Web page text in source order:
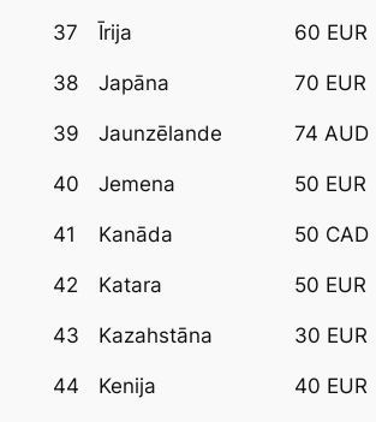
37 Īrija 60 EUR
38 Japāna 70 EUR
39 Jaunzēlande 74 AUD
40 Jemena 50 EUR
41 Kanāda 50 CAD
42 Katara 50 EUR
43 Kazahstāna 30 EUR
44 Kenija 40 EUR